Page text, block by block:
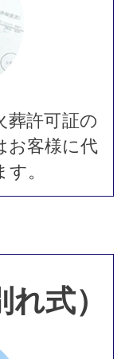
葬許可証の
お客様に代
。
式）